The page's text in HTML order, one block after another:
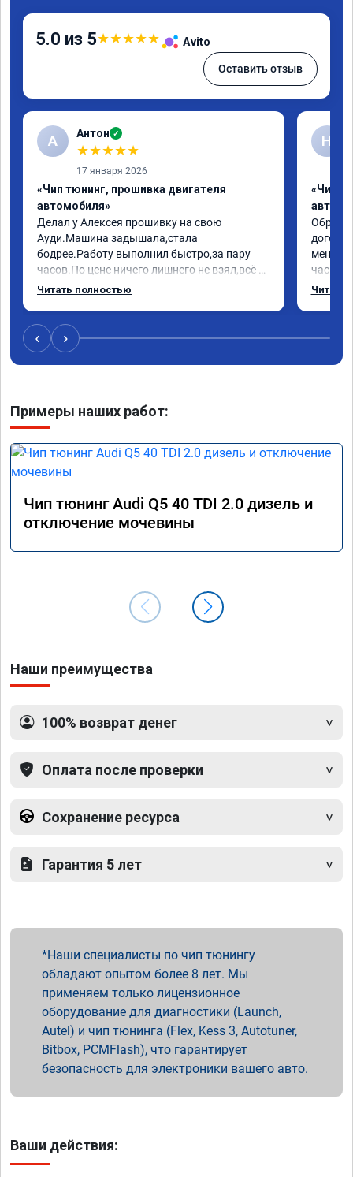
5.0 из 5★★★★★ Avito
Оставить отзыв
А Антон ✓
★★★★★
17 января 2026
«Чип тюнинг, прошивка двигателя
автомобиля»
Делал у Алексея прошивку на свою
Ауди.Машина задышала,стала
бодрее.Работу выполнил быстро,за пару
часов.По цене ничего лишнего не взял,всё
как договаривались заранее.После работы
случае поломки авто.Однозначно
рекомендую Алексея как грамотного
специалиста!
Читать полностью
Н
«Чип
меня
час
Арман
Читать
‹ ›
Примеры наших работ:
Чип тюнинг Audi Q5 40 TDI 2.0 дизель и
отключение мочевины
Наши преимущества
100% возврат денег
Оплата после проверки
Сохранение ресурса
Гарантия 5 лет
Наши специалисты по чип тюнингу
обладают опытом более 8 лет. Мы
применяем только лицензионное
оборудование для диагностики (Launch,
Autel) и чип тюнинга (Flex, Kess 3, Autotuner,
Bitbox, PCMFlash), что гарантирует
безопасность для электроники вашего авто.
Ваши действия: